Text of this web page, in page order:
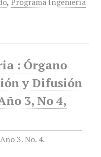
: Órgano
y Difusión
3, No 4,